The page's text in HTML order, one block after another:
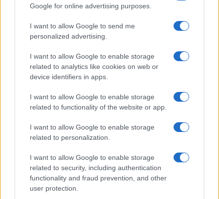
Google for online advertising purposes.
I want to allow Google to send me
personalized advertising.
I want to allow Google to enable storage
related to analytics like cookies on web or
device identifiers in apps.
I want to allow Google to enable storage
related to functionality of the website or app.
I want to allow Google to enable storage
related to personalization.
I want to allow Google to enable storage
related to security, including authentication
functionality and fraud prevention, and other
user protection.
Últimas Noticias
Síguenos en Facebook
Actualidad.es es la gran fuente de información social. Actualidad,
su ciudad.
Para señalar a la redacción de cualquier error en el uso del material
: nos ocuparemos de
la retirada del material que atenta contra los derechos de terceros.
Copyright © 2024 | Actualidad.es - Publicado en España por
- Numero REA 2729933 - Todos los derechos reservados.
Politica de cookies
Procesamiento de datos